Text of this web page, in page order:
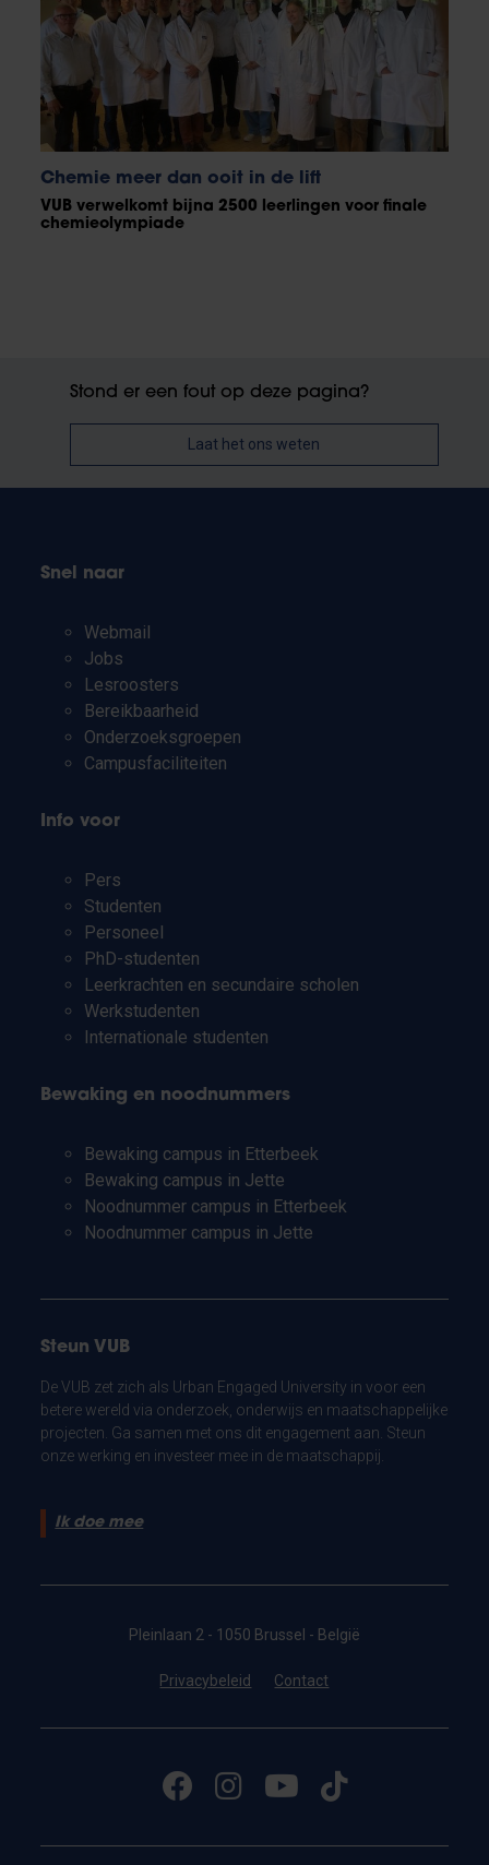
Chemie meer dan ooit in de lift
VUB verwelkomt bijna 2500 leerlingen voor finale
chemieolympiade
Stond er een fout op deze pagina?
Laat het ons weten
Snel naar
Webmail
Jobs
Lesroosters
Bereikbaarheid
Onderzoeksgroepen
Campusfaciliteiten
Info voor
Pers
Studenten
Personeel
PhD-studenten
Leerkrachten en secundaire scholen
Werkstudenten
Internationale studenten
Bewaking en noodnummers
Bewaking campus in Etterbeek
Bewaking campus in Jette
Noodnummer campus in Etterbeek
Noodnummer campus in Jette
Steun VUB
De VUB zet zich als Urban Engaged University in voor een
betere wereld via onderzoek, onderwijs en maatschappelijke
projecten. Ga samen met ons dit engagement aan. Steun
onze werking en investeer mee in de maatschappij.
Ik doe mee
Pleinlaan 2 - 1050 Brussel - België
Privacybeleid Contact